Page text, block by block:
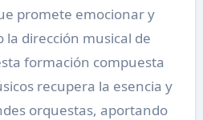
promete emocionar y
la dirección musical de
formación compuesta
recupera la esencia y
orquestas, aportando